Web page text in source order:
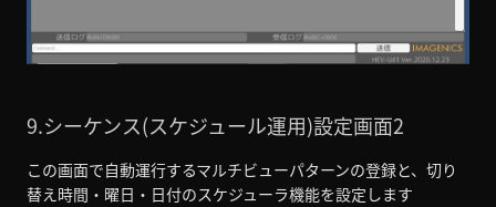
9.シーケンス(スケジュール運用)設定画面2
この画面で自動運行するマルチビューパターンの登録と、切り
替え時間・曜日・日付のスケジューラ機能を設定します